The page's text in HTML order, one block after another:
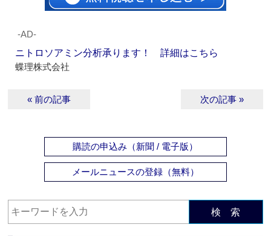
‐AD‐
ニトロソアミン分析承ります！ 詳細はこちら
蝶理株式会社
« 前の記事 次の記事 »
購読の申込み（新聞 / 電子版）
メールニュースの登録（無料）
検 索